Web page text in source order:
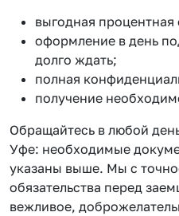
выгодная процентная
оформление в день
долго ждать;
полная
получение
Обращайтесь в любой
Уфе: необходимые
указаны выше. Мы с
обязательства перед
вежливое,